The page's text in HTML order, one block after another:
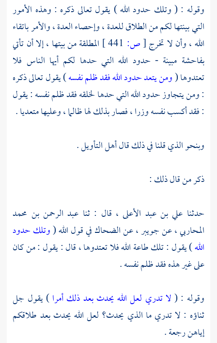
وقوله : ( وتلك حدود الله ) يقول تعالى ذكره : وهذه الأمور
التي بينتها لكم من الطلاق للعدة ، وإحصاء العدة ، والأمر باتقاء
الله ، وأن لا تخرج[ص:
المطلقة من بيتها ، إلا أن تأتي
بفاحشة مبينة - حدود الله التي حدها لكم أيها الناس فلا
تعتدوها (ومن يتعد حدود الله فقد ظلم نفسه) يقول تعالى ذكره
: ومن يتجاوز حدود الله التي حدها لخلقه فقد ظلم نفسه : يقول
: فقد أكسب نفسه وزرا ، فصار بذلك لها ظالما ، وعليها متعديا .
وبنحو الذي قلنا في ذلك قال أهل التأويل .
ذكر من قال ذلك :
حدثنا علي بن عبد الأعلى ، قال : ثنا عبد الرحمن بن محمد
المحاربي ،عنجويبر ،عنالضحاكفي قول الله (وتلك حدود
الله) يقول : تلك طاعة الله فلا تعتدوها ، قال : يقول : من كان
على غير هذه فقد ظلم نفسه .
وقوله : (لا تدري لعل الله يحدث بعد ذلك أمرا) يقول جل
ثناؤه : لا تدري ما الذي يحدث؟ لعل الله يحدث بعد طلاقكم
إياهن رجعة .